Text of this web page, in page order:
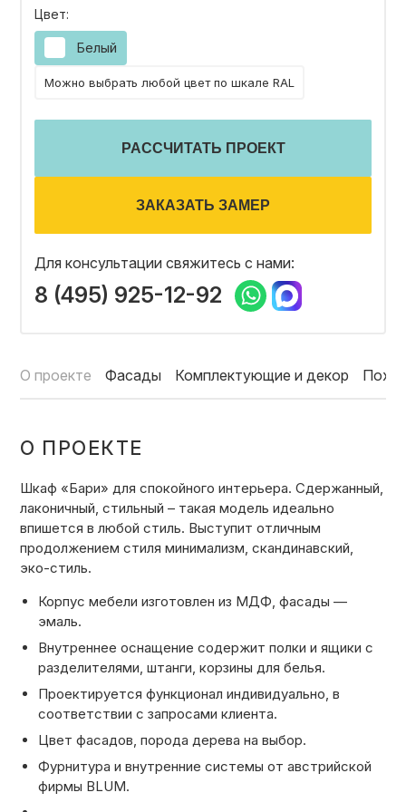
Цвет:
Белый
Можно выбрать любой цвет по шкале RAL
РАССЧИТАТЬ ПРОЕКТ
ЗАКАЗАТЬ ЗАМЕР
Для консультации свяжитесь с нами:
8 (495) 925-12-92
О проекте Фасады Комплектующие и декор
О ПРОЕКТЕ
Шкаф «Бари» для спокойного интерьера. Сдержанный,
лаконичный, стильный – такая модель идеально
впишется в любой стиль. Выступит отличным
продолжением стиля минимализм, скандинавский,
эко-стиль.
Корпус мебели изготовлен из МДФ, фасады —
эмаль.
Внутреннее оснащение содержит полки и ящики с
разделителями, штанги, корзины для белья.
Проектируется функционал индивидуально, в
соответствии с запросами клиента.
Цвет фасадов, порода дерева на выбор.
Фурнитура и внутренние системы от австрийской
фирмы BLUM.
ОТЗЫВЫ
СОТРУДНИЧЕСТВО
3D ПРОЕКТ В ПОДАРОК
БЛОГ О ДИЗАЙНЕ МЕБЕЛИ